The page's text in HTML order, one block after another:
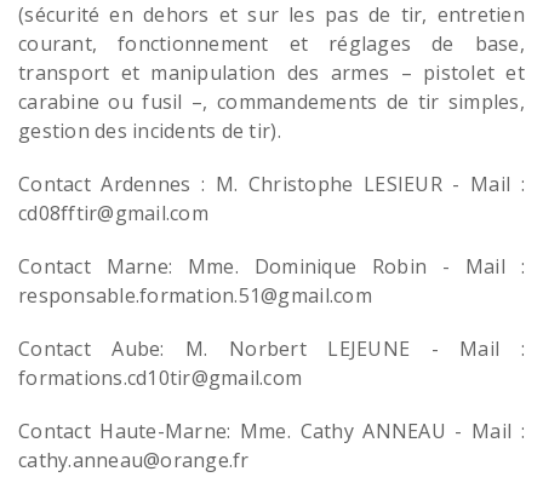
(sécurité en dehors et sur les pas de tir, entretien
courant, fonctionnement et réglages de base,
transport et manipulation des armes – pistolet et
carabine ou fusil –, commandements de tir simples,
gestion des incidents de tir).
Contact Ardennes : M. Christophe LESIEUR - Mail :
cd08fftir@gmail.com
Contact Marne: Mme. Dominique Robin - Mail :
responsable.formation.51@gmail.com
Contact Aube: M. Norbert LEJEUNE - Mail :
formations.cd10tir@gmail.com
Contact Haute-Marne: Mme. Cathy ANNEAU - Mail :
cathy.anneau@orange.fr